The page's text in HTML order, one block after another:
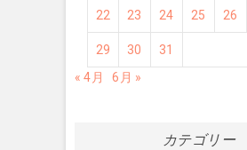
22 23 24 25 26
29 30
31
« 4月
6月 »
カテゴリー